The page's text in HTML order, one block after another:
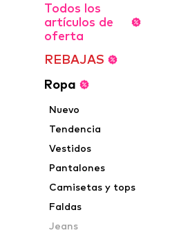
Todos los
artículos de
oferta
REBAJAS
Ropa
Nuevo
Tendencia
Vestidos
Pantalones
Camisetas y tops
Faldas
Jeans